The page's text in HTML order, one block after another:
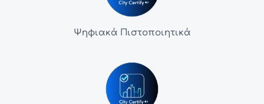
Ψηφιακά Πιστοποιητικά